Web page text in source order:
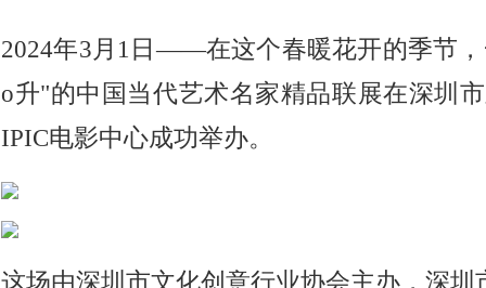
2024年3月1日——在这个春暖花开的季节
o升"的中国当代艺术名家精品联展在深圳
IPIC电影中心成功举办。
这场由深圳市文化创意行业协会主办，深圳